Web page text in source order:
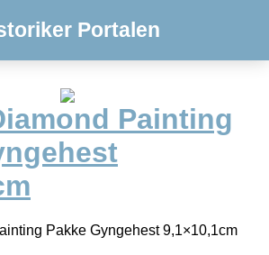
Portalen
Painting
Pakke Gyngehest 9,1×10,1cm